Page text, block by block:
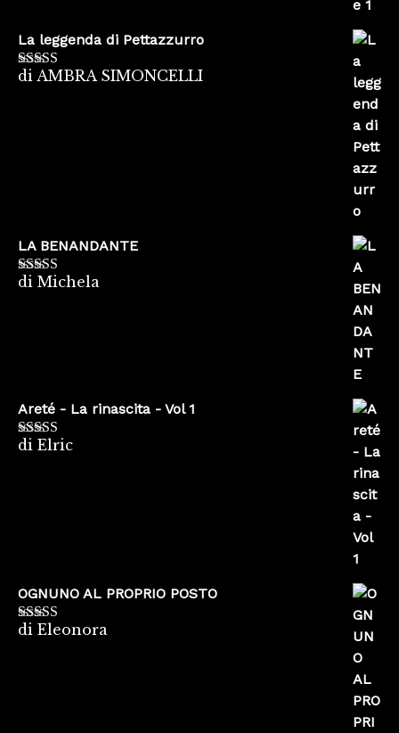
La leggenda di Pettazzurro
Valutato5su
di AMBRA SIMONCELLI
LA BENANDANTE
Valutato5su
di Michela
Areté - La rinascita - Vol 1
Valutato5
di Elric
OGNUNO AL PROPRIO POSTO
Valutato5su
di Eleonora